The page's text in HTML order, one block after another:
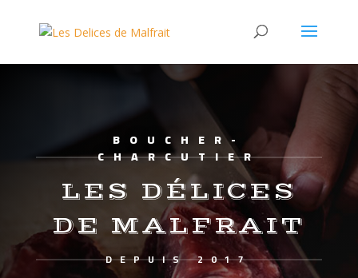
BOUCHER-
CHARCUTIER
LES DÉLICES
DE MALFRAIT
DEPUIS 2017